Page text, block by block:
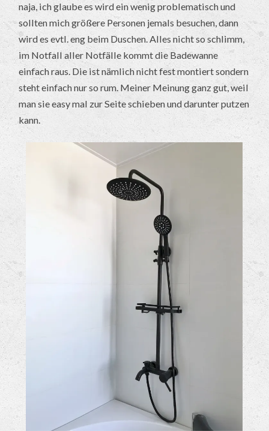
naja, ich glaube es wird ein wenig problematisch und
sollten mich größere Personen jemals besuchen, dann
wird es evtl. eng beim Duschen. Alles nicht so schlimm,
im Notfall aller Notfälle kommt die Badewanne
einfach raus. Die ist nämlich nicht fest montiert sondern
steht einfach nur so rum. Meiner Meinung ganz gut, weil
man sie easy mal zur Seite schieben und darunter putzen
kann.